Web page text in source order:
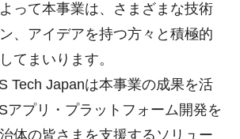
って本事業は、さまざまな技術
、アイデアを持つ方々と積極的
てまいります。
Tech Japanは本事業の成果を活
アプリ・プラットフォーム開発を
体の皆さまを支援するソリュー